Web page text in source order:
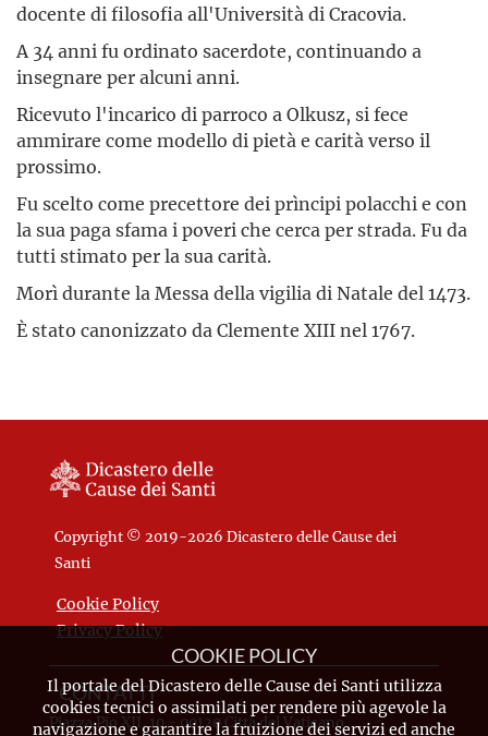
docente di filosofia all'Università di Cracovia.
A 34 anni fu ordinato sacerdote, continuando a
insegnare per alcuni anni.
Ricevuto l'incarico di parroco a Olkusz, si fece
ammirare come modello di pietà e carità verso il
prossimo.
Fu scelto come precettore dei prìncipi polacchi e con
la sua paga sfama i poveri che cerca per strada. Fu da
tutti stimato per la sua carità.
Morì durante la Messa della vigilia di Natale del 1473.
È stato canonizzato da Clemente XIII nel 1767.
Copyright © 2019-2026 Dicastero delle Cause dei
Santi
Cookie Policy
Privacy Policy
CONTATTI
Piazza Pio XII, 10 - 00120 Città del Vaticano
COOKIE POLICY
Il portale del Dicastero delle Cause dei Santi utilizza
cookies tecnici o assimilati per rendere più agevole la
navigazione e garantire la fruizione dei servizi ed anche